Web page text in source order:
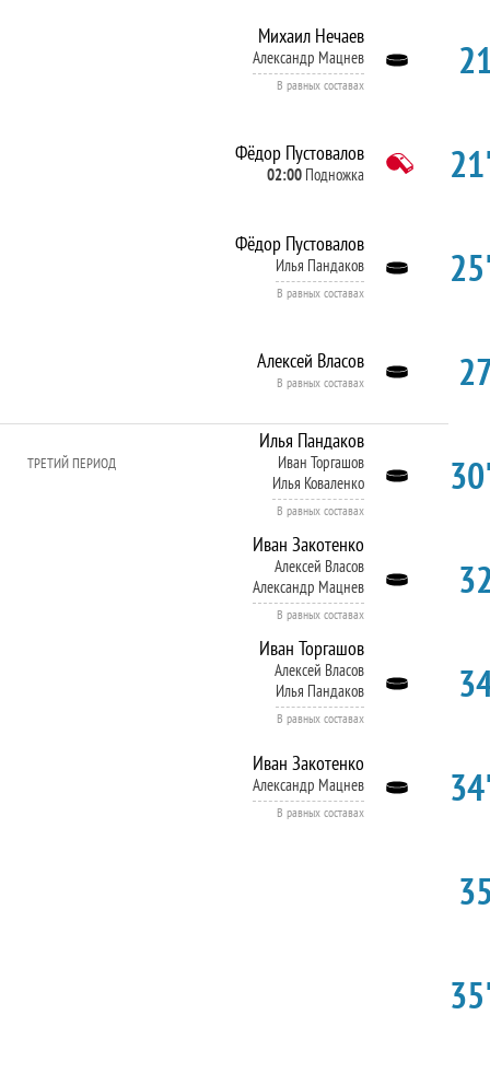
Михаил Нечаев
Александр Мацнев
В равных составах
Фёдор Пустовалов
02:00 Подножка
Фёдор Пустовалов
Илья Пандаков
В равных составах
Алексей Власов
В равных составах
ТРЕТИЙ ПЕРИОД
Илья Пандаков
Иван Торгашов
Илья Коваленко
В равных составах
Иван Закотенко
Алексей Власов
Александр Мацнев
В равных составах
Иван Торгашов
Алексей Власов
Илья Пандаков
В равных составах
Иван Закотенко
Александр Мацнев
В равных составах